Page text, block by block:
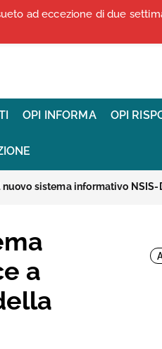
STAMPA
OPI INFORMA OPI
a
ad eccezione di due